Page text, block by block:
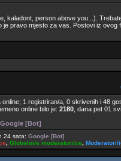
kaladont, person above you...).
je pravo mjesto za vas. Postovi iz ovog
1 registriran/a, 0 skrivenih i 48
online bilo je: 2180 , dana pet 01
Google [Bot]
24 sata: Google [Bot]
Globalni/e moderatori/ce Moderatori/